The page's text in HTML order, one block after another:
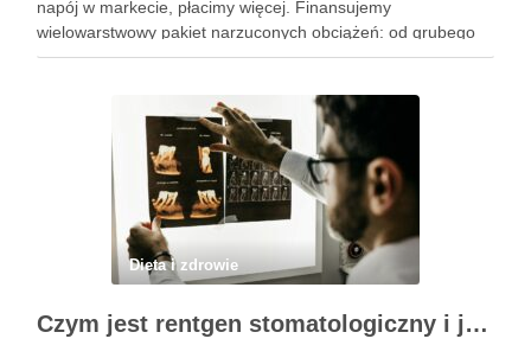
napój w markecie, płacimy więcej. Finansujemy
wielowarstwowy pakiet narzuconych obciążeń: od grubego
plastiku, przez koszty transportu, po rosnące opłaty
Dieta i zdrowie
Czym jest rentgen stomatologiczny i jak wpływa na zdrowie zębów?